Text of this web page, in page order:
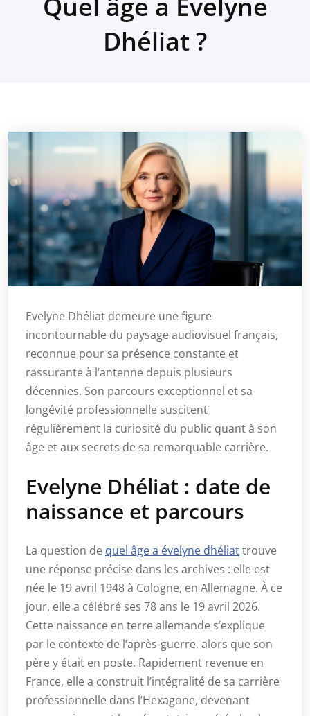
Dhéliat ?
Evelyne Dhéliat demeure une figure
incontournable du paysage audiovisuel français,
reconnue pour sa présence constante et
rassurante à l’antenne depuis plusieurs
décennies. Son parcours exceptionnel et sa
longévité professionnelle suscitent
régulièrement la curiosité du public quant à son
âge et aux secrets de sa remarquable carrière.
Evelyne Dhéliat : date de
naissance et parcours
La question de quel âge a évelyne dhéliattrouve
une réponse précise dans les archives : elle est
née le 19 avril 1948 à Cologne, en Allemagne. À ce
jour, elle a célébré ses 78 ans le 19 avril 2026.
Cette naissance en terre allemande s’explique
par le contexte de l’après-guerre, alors que son
père y était en poste. Rapidement revenue en
France, elle a construit l’intégralité de sa carrière
professionnelle dans l’Hexagone, devenant